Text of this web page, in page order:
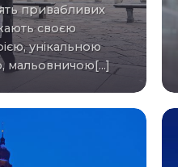
привабливих
своєю
унікальною
мальовничою[...]